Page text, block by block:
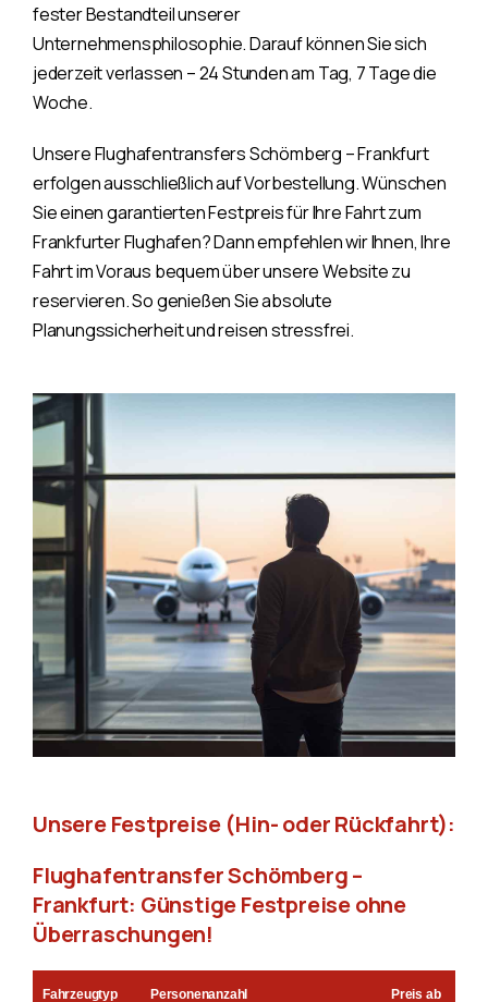
fester Bestandteil unserer
Unternehmensphilosophie. Darauf können Sie sich
jederzeit verlassen – 24 Stunden am Tag, 7 Tage die
Woche.
Unsere Flughafentransfers Schömberg – Frankfurt
erfolgen ausschließlich auf Vorbestellung. Wünschen
Sie einen garantierten Festpreis für Ihre Fahrt zum
Frankfurter Flughafen? Dann empfehlen wir Ihnen, Ihre
Fahrt im Voraus bequem über unsere Website zu
reservieren. So genießen Sie absolute
Planungssicherheit und reisen stressfrei.
Unsere Festpreise (Hin- oder Rückfahrt):
Flughafentransfer Schömberg –
Frankfurt: Günstige Festpreise ohne
Überraschungen!
Fahrzeugtyp Personenanzahl Preis ab